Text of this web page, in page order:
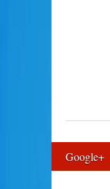
Google+